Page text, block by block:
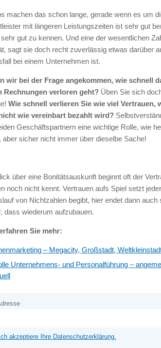
machen das schon lange, gerade wenn es um
mit längeren Leistungszeiten ist sehr gut
gut zu kennen. Und eine der wesentlichen
sagt sie doch recht zuverlässig etwas darüber
bei einem Unternehmen ist.
wir bei der Frage angekommen, wie schnell
Rechnungen verloren geht? Üben Sie sich
Wie schnell verlieren Sie wie viel Vertrauen,
wie vereinbart bezahlt wird?
Geschäftspartnern eine wichtige Rolle, wie
aber sicher nicht immer über dieselbe Sache!
über eine Bonitätsauskunft beginnt oft der
noch nicht kennt. Vertrauen aufs Spiel setzt
von Nichtzahlen begibt, hier endet dann
dass wiederum aufzubauen.
Sie mehr:
– Megacity, Großstadt,
Unternehmens- und Personalführung –
akzeptiere Ihre Datenschutzerklärung.